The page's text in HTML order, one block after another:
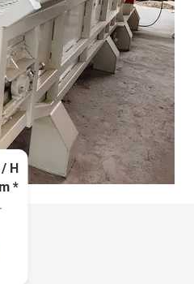
* 500mm